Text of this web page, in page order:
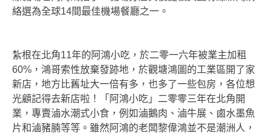
絡選為全球14間最佳機場餐廳之一。
紮根在北角11年的阿鴻小吃，於二零一六年被業主加租
60%，鴻哥索性放棄發跡地，於觀塘鴻圖的工業區開了家
新店，地方比舊址大一倍有多，也多了一些包房，各位想
光顧記得去新店啦！
「阿鴻小吃」二零零三年在北角開
業，專賣滷水潮式小食，例如滷鵝肉、滷牛展、鹵水墨魚
片和滷豬腩等等。雖然阿鴻的老闆黎偉鴻並不是潮洲人，